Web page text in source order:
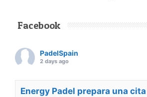
Facebook
PadelSpain
2 days ago
Energy Padel prepara una